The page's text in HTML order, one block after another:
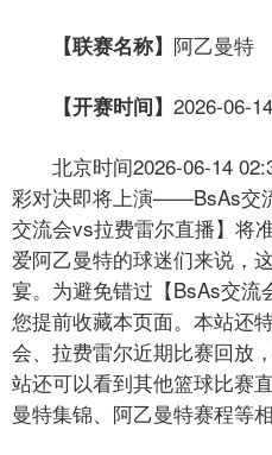
【联赛名称】 阿乙曼特
【开赛时间】 2026-06-
北京时间2026-06-14
彩对决即将上演——BsAs交
交流会vs拉费雷尔直播】将
爱阿乙曼特的球迷们来说，
宴。为避免错过【BsAs交流
您提前收藏本页面。本站还
会、拉费雷尔近期比赛回放
站还可以看到其他篮球比赛
曼特集锦、阿乙曼特赛程等